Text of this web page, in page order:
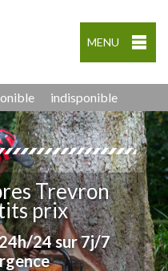
MENU
indisponible
Trevron
prix
24 sur 7j/7